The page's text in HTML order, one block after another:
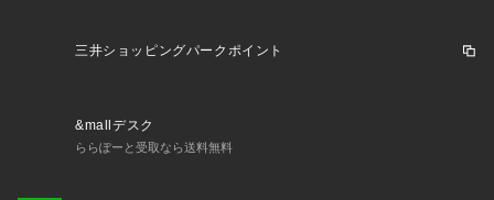
三井ショッピングパークポイント
&mallデスク
ららぽーと受取なら送料無料